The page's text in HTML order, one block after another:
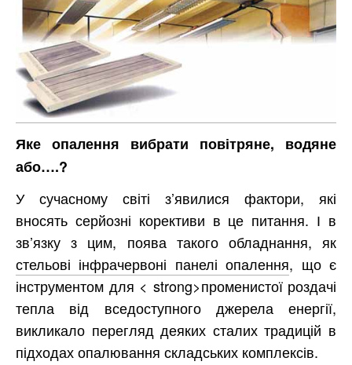
Яке опалення вибрати повітряне, водяне
або….?
У сучасному світі з’явилися фактори, які
вносять серйозні корективи в це питання. І в
зв’язку з цим, поява такого обладнання, як
стельові інфрачервоні панелі опалення, що є
інструментом для < strong>променистої роздачі
тепла від вседоступного джерела енергії,
викликало перегляд деяких сталих традицій в
підходах опалювання складських комплексів.